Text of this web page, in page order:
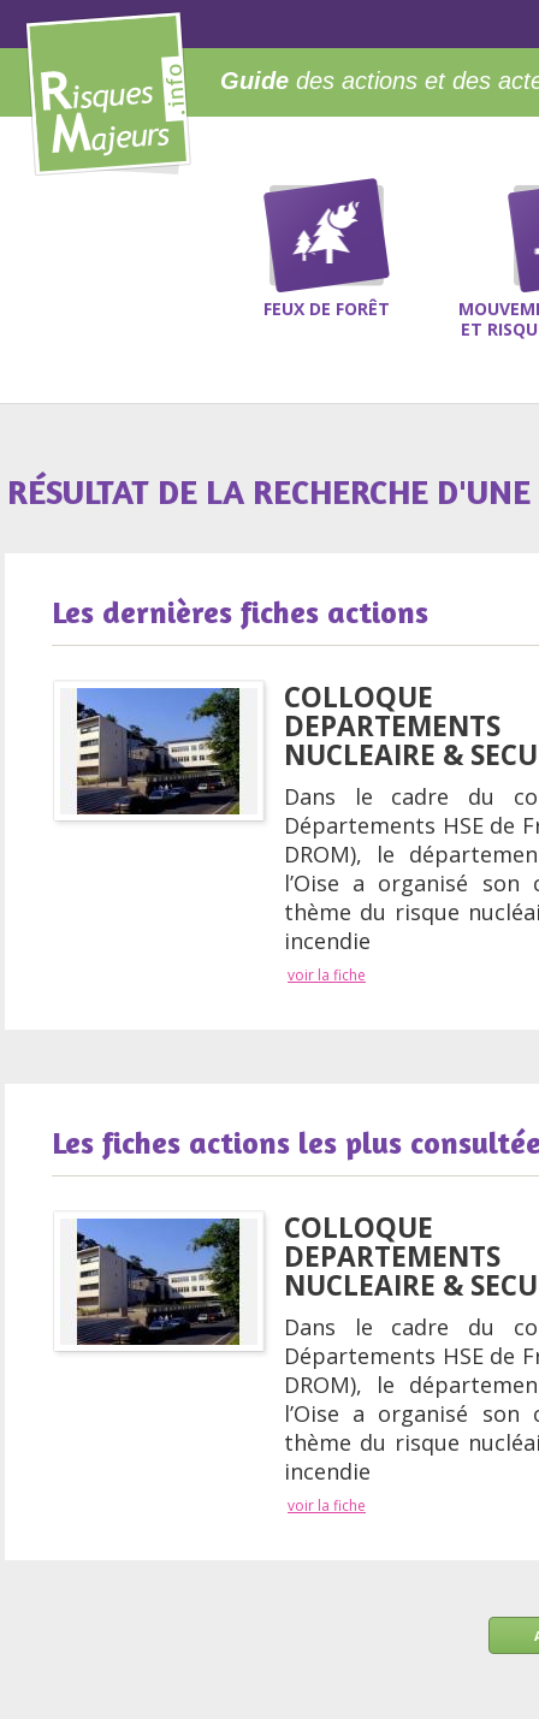
Guide des actions et des
FEUX DE FORÊT
ET
RÉSULTAT DE LA RECHERCHE
Les dernières fiches actions
NUCLEAIRE &
Dans le cadre du
Départements HSE de
DROM), le
l’Oise a organisé
thème du risque
incendie
voir la fiche
Les fiches actions les plus
NUCLEAIRE &
Dans le cadre du
Départements HSE de
DROM), le
l’Oise a organisé
thème du risque
incendie
voir la fiche